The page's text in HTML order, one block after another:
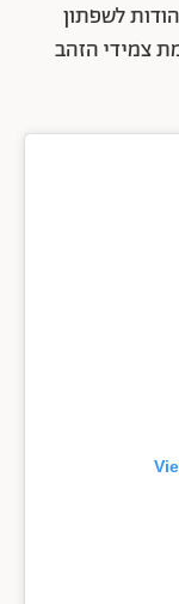
לשפתון
צמידי הזהב